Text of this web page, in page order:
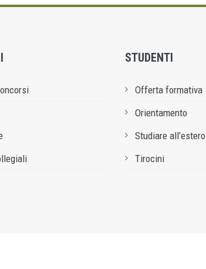
STUDENTI
Offerta formativa
Orientamento
Studiare all’estero
Tirocini